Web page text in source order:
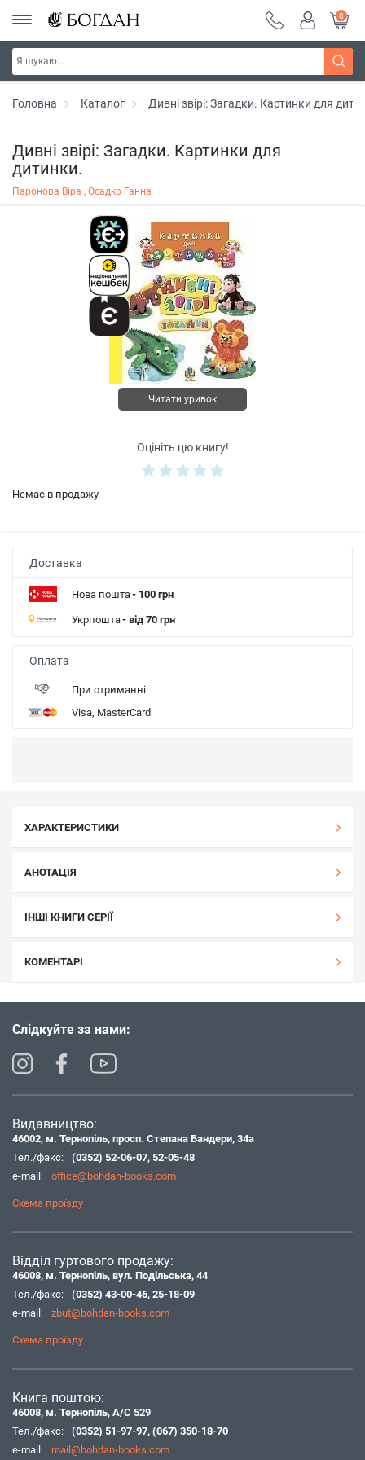
0
Головна Каталог Дивні звірі: Загадки. Картинки для
Дивні звірі: Загадки. Картинки для
дитинки.
Паронова Віра , Осадко Ганна
Читати уривок
Оцініть цю книгу!
Немає в продажу
Доставка
Нова пошта- 100 грн
Укрпошта- від 70 грн
Оплата
При отриманні
Visa, MasterCard
ХАРАКТЕРИСТИКИ
АНОТАЦІЯ
ІНШІ КНИГИ СЕРІЇ
КОМЕНТАРІ
Слідкуйте за нами:
Видавництво:
46002, м. Тернопіль, просп. Степана Бандери, 34а
Тел./факс:
(0352) 52-06-07, 52-05-48
e-mail:
office@bohdan-books.com
Схема проїзду
Відділ гуртового продажу:
46008, м. Тернопіль, вул. Подільська, 44
Тел./факс:
(0352) 43-00-46, 25-18-09
e-mail:
zbut@bohdan-books.com
Схема проїзду
Книга поштою:
46008, м. Тернопіль, А/С 529
Тел./факс:
(0352) 51-97-97, (067) 350-18-70
e-mail:
mail@bohdan-books.com